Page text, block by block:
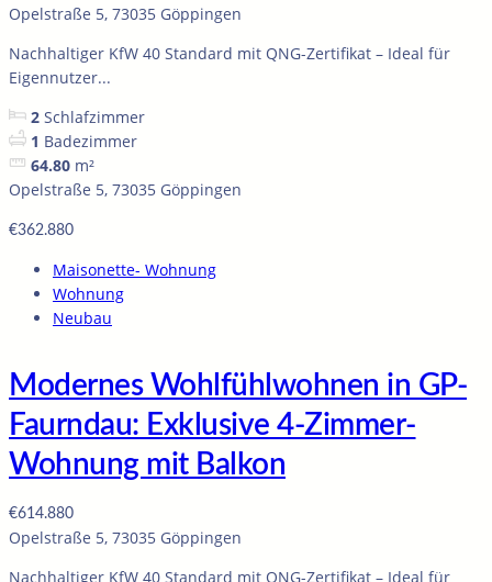
Opelstraße 5, 73035 Göppingen
Nachhaltiger KfW 40 Standard mit QNG-Zertifikat – Ideal für
Eigennutzer...
2 Schlafzimmer
1 Badezimmer
64.80 m²
Opelstraße 5, 73035 Göppingen
€362.880
Maisonette- Wohnung
Wohnung
Neubau
Modernes Wohlfühlwohnen in GP-
Faurndau: Exklusive 4-Zimmer-
Wohnung mit Balkon
€614.880
Opelstraße 5, 73035 Göppingen
Nachhaltiger KfW 40 Standard mit QNG-Zertifikat – Ideal für